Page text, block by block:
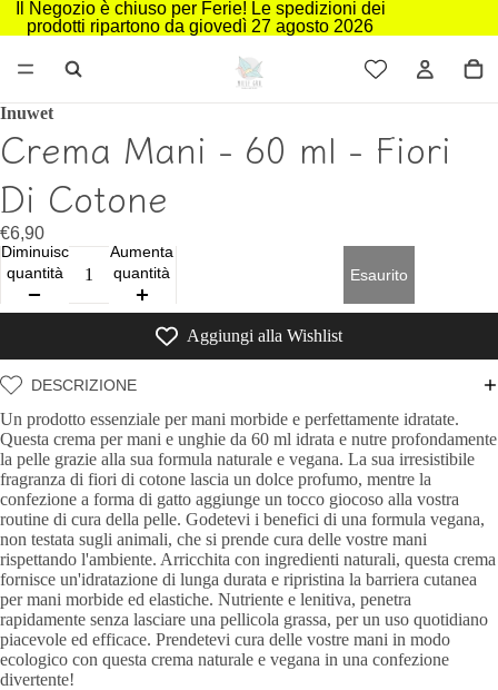
Il Negozio è chiuso per Ferie! Le spedizioni dei
prodotti ripartono da giovedì 27 agosto 2026
Inuwet
Crema Mani - 60 ml - Fiori
Di Cotone
€6,90
Diminuisci
quantità
Aumenta
quantità
Esaurito
Aggiungi alla Wishlist
DESCRIZIONE
Un prodotto essenziale per mani morbide e perfettamente idratate.
Questa crema per mani e unghie da 60 ml idrata e nutre profondamente
la pelle grazie alla sua formula naturale e vegana. La sua irresistibile
fragranza di fiori di cotone lascia un dolce profumo, mentre la
confezione a forma di gatto aggiunge un tocco giocoso alla vostra
routine di cura della pelle. Godetevi i benefici di una formula vegana,
non testata sugli animali, che si prende cura delle vostre mani
rispettando l'ambiente. Arricchita con ingredienti naturali, questa crema
fornisce un'idratazione di lunga durata e ripristina la barriera cutanea
per mani morbide ed elastiche. Nutriente e lenitiva, penetra
rapidamente senza lasciare una pellicola grassa, per un uso quotidiano
piacevole ed efficace. Prendetevi cura delle vostre mani in modo
ecologico con questa crema naturale e vegana in una confezione
divertente!